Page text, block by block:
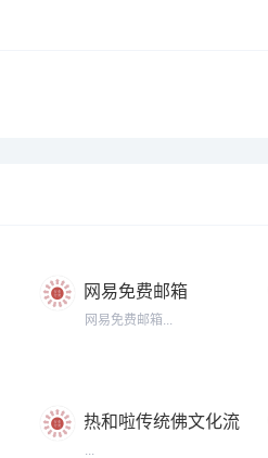
网易免费邮箱
网易免费邮箱...
热和啦传统佛文化流
...